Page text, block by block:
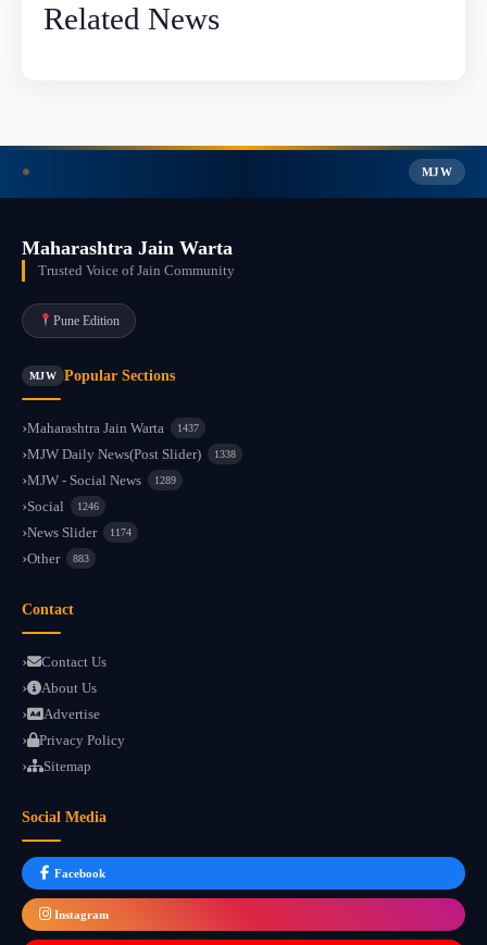
Related News
MJW
Maharashtra Jain Warta
Trusted Voice of Jain Community
Pune Edition
MJW Popular Sections
Maharashtra Jain Warta 1437
MJW Daily News(Post Slider) 1338
MJW - Social News 1289
Social 1246
News Slider 1174
Other 883
Contact
Contact Us
About Us
Advertise
Privacy Policy
Sitemap
Social Media
Facebook
Instagram